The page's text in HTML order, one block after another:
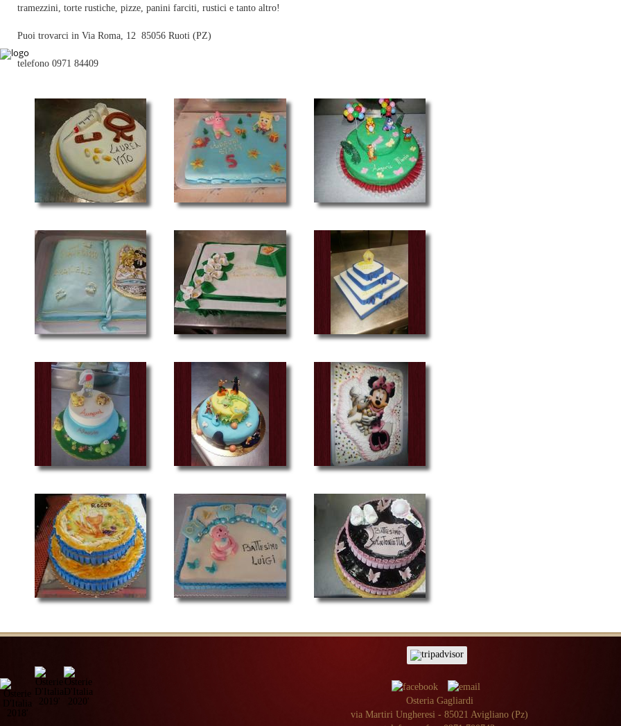
tramezzini, torte rustiche, pizze, panini farciti, rustici e tanto altro!
Puoi trovarci in Via Roma, 12 85056 Ruoti (PZ)
telefono 0971 84409
Osteria Gagliardi
via Martiri Ungheresi - 85021 Avigliano (Pz)